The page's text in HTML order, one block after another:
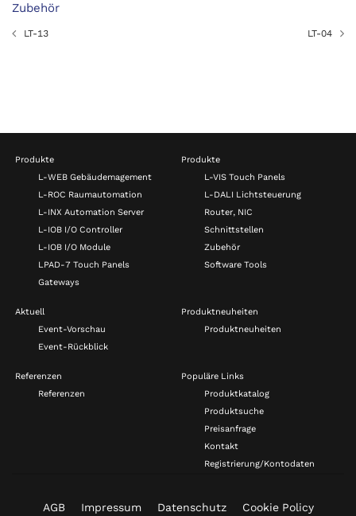
Zubehör
LT-13 LT-04
Produkte
L-WEB Gebäudemagement
L-ROC Raumautomation
L-INX Automation Server
L-IOB I/O Controller
L-IOB I/O Module
LPAD-7 Touch Panels
Gateways
Produkte
L-VIS Touch Panels
L-DALI Lichtsteuerung
Router, NIC
Schnittstellen
Zubehör
Software Tools
Aktuell
Event-Vorschau
Event-Rückblick
Produktneuheiten
Produktneuheiten
Referenzen
Referenzen
Populäre Links
Produktkatalog
Produktsuche
Preisanfrage
Kontakt
Registrierung/Kontodaten
AGB Impressum Datenschutz Cookie Policy